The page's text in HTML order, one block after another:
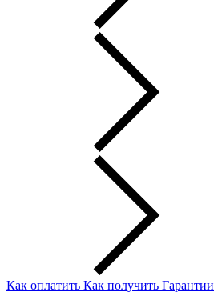
Как оплатить Как получить Гарантии